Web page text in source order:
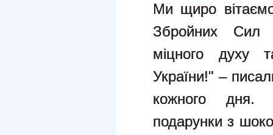
Ми щиро
Збройних Сил
міцного духу
України!" –
кожного дня.
подарунки з